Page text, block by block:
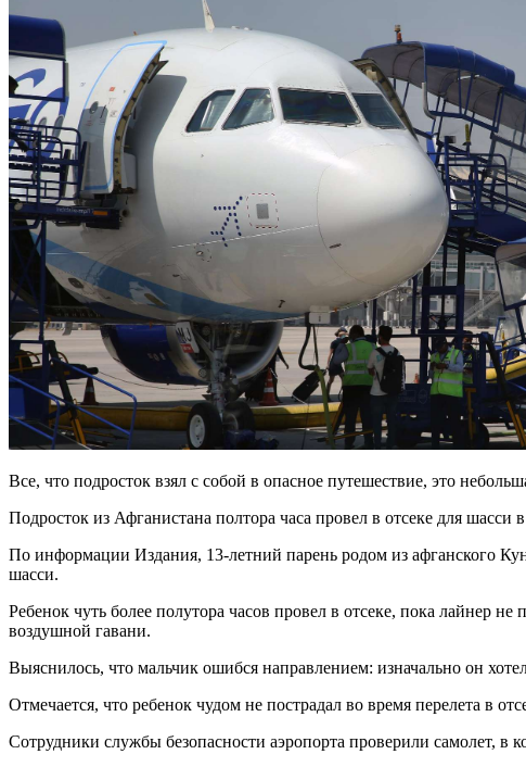
Все, что подросток взял с собой в опасное путешествие, это
Подросток из Афганистана полтора часа провел в отсеке для
По информации Издания, 13-летний парень родом из афганского
шасси.
Ребенок чуть более полутора часов провел в отсеке, пока лайнер
воздушной гавани.
Выяснилось, что мальчик ошибся направлением: изначально он
Отмечается, что ребенок чудом не пострадал во время перелета в
Сотрудники службы безопасности аэропорта проверили самолет, в